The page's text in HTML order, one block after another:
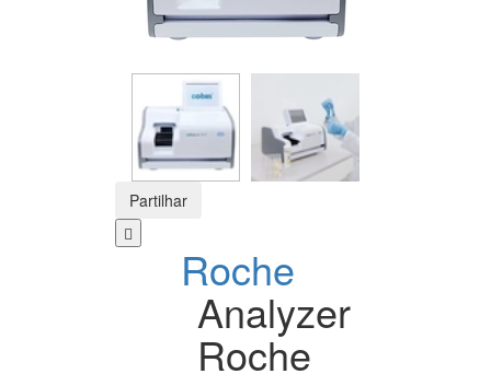
Partilhar
Roche
Analyzer
Roche